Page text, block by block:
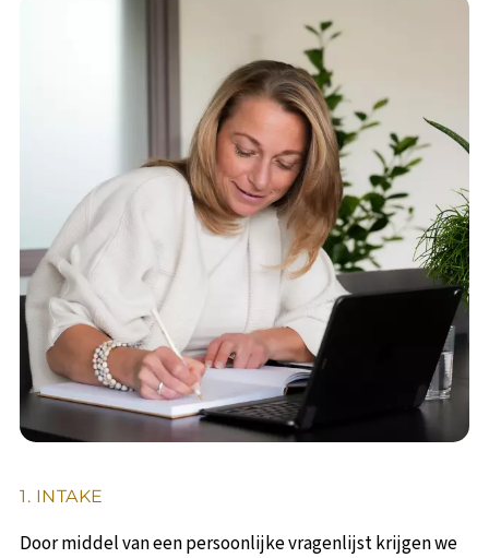
1. INTAKE
Door middel van een persoonlijke vragenlijst krijgen we